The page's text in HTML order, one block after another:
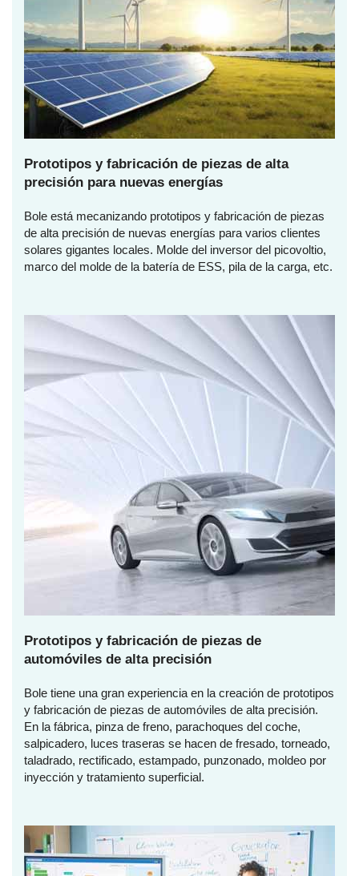
Prototipos y fabricación de piezas de alta
precisión para nuevas energías
Bole está mecanizando prototipos y fabricación de piezas
de alta precisión de nuevas energías para varios clientes
solares gigantes locales. Molde del inversor del picovoltio,
marco del molde de la batería de ESS, pila de la carga, etc.
Prototipos y fabricación de piezas de
automóviles de alta precisión
Bole tiene una gran experiencia en la creación de prototipos
y fabricación de piezas de automóviles de alta precisión.
En la fábrica, pinza de freno, parachoques del coche,
salpicadero, luces traseras se hacen de fresado, torneado,
taladrado, rectificado, estampado, punzonado, moldeo por
inyección y tratamiento superficial.